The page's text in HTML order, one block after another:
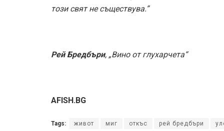
този свят не съществува.”
Рей Бредбъри, „Вино от глухарчета“
AFISH.BG
Tags: живот миг откъс рей бредбъри